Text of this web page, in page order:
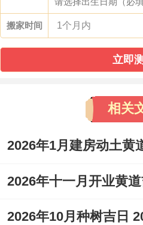
搬家时间
立即
相关